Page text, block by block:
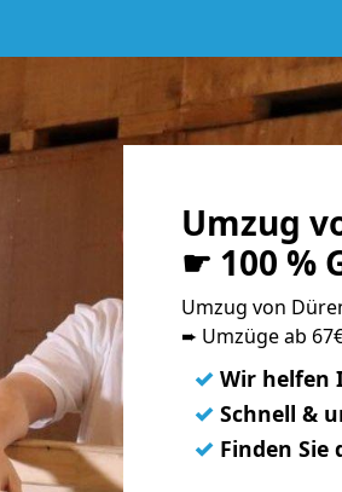
Umzug
☛ 100 %
Umzug von
➨ Umzüge ab
✓ Wir helfen
✓ Schnell &
✓ Finden